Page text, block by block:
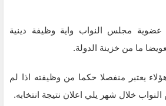
عضوية مجلس النواب واية وظيفة دينية
ما من خزينة الدولة.
يعتبر منفصلا حكما من وظيفته اذا لم
خلال شهر يلي اعلان نتيجة انتخابه.